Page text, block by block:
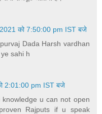
2021 को 7:50:00 pm IST बजे
Dada Harsh vardhan
sahi h
2:01:00 pm IST बजे
u can not open
Rajputs if u speak